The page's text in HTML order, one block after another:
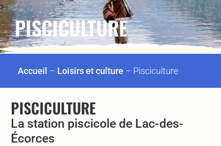
PISCICULTURE
Accueil – Loisirs et culture – Pisciculture
PISCICULTURE
La station piscicole de Lac-des-
Écorces